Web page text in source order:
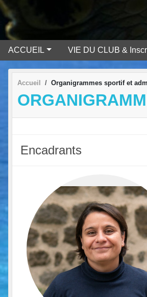
ACCUEIL VIE DU CLUB &
Accueil Organigrammes sportif et
Encadrants